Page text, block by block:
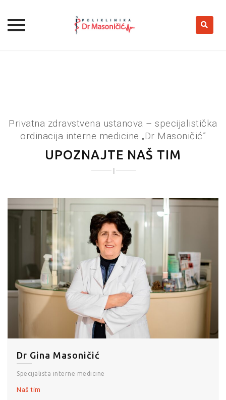
Privatna zdravstvena ustanova – specijalistička
ordinacija interne medicine „Dr Masoničić”
UPOZNAJTE NAŠ TIM
Dr Gina Masoničić
Specijalista interne medicine
Naš tim